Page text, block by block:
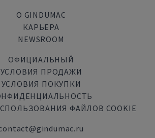
О GINDUMAC
КАРЬЕРА
NEWSROOM
ОФИЦИАЛЬНЫЙ
УСЛОВИЯ ПРОДАЖИ
УСЛОВИЯ ПОКУПКИ
ФАЙЛОВ COOKIE